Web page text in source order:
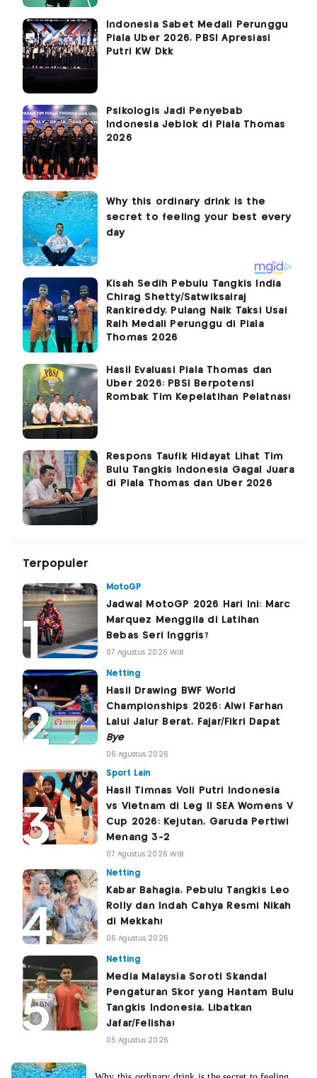
Indonesia Sabet Medali Perunggu
Piala Uber 2026, PBSI Apresiasi
Putri KW Dkk
Psikologis Jadi Penyebab
Indonesia Jeblok di Piala Thomas
2026
Kisah Sedih Pebulu Tangkis India
Chirag Shetty/Satwiksairaj
Rankireddy, Pulang Naik Taksi Usai
Raih Medali Perunggu di Piala
Thomas 2026
Hasil Evaluasi Piala Thomas dan
Uber 2026: PBSI Berpotensi
Rombak Tim Kepelatihan Pelatnas!
Respons Taufik Hidayat Lihat Tim
Bulu Tangkis Indonesia Gagal Juara
di Piala Thomas dan Uber 2026
Terpopuler
MotoGP
Jadwal MotoGP 2026 Hari Ini: Marc
Marquez Menggila di Latihan
Bebas Seri Inggris?
07 Agustus 2026 WIB
Netting
Hasil Drawing BWF World
Championships 2026: Alwi Farhan
Lalui Jalur Berat, Fajar/Fikri Dapat
Bye
06 Agustus 2026
Sport Lain
Hasil Timnas Voli Putri Indonesia
vs Vietnam di Leg II SEA Womens V
Cup 2026: Kejutan, Garuda Pertiwi
Menang 3-2
07 Agustus 2026 WIB
Netting
Kabar Bahagia, Pebulu Tangkis Leo
Rolly dan Indah Cahya Resmi Nikah
di Mekkah!
06 Agustus 2026
Netting
Media Malaysia Soroti Skandal
Pengaturan Skor yang Hantam Bulu
Tangkis Indonesia, Libatkan
Jafar/Felisha!
05 Agustus 2026